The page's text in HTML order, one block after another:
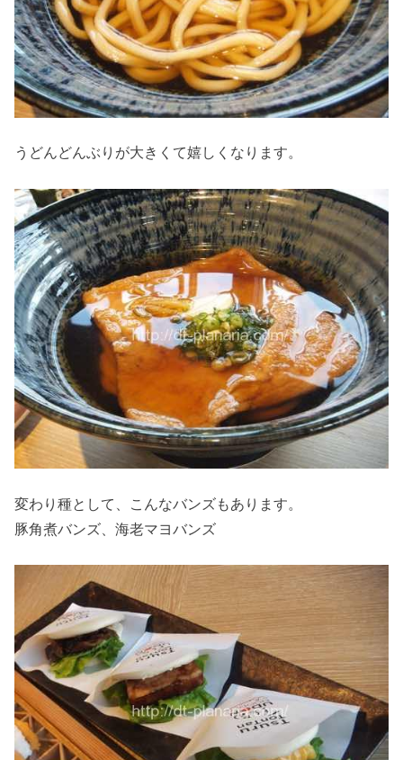
うどんどんぶりが大きくて嬉しくなります。
変わり種として、こんなバンズもあります。
豚角煮バンズ、海老マヨバンズ